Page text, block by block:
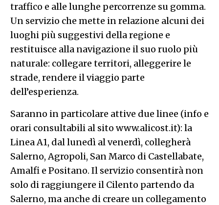
traffico e alle lunghe percorrenze su gomma.
Un servizio che mette in relazione alcuni dei
luoghi più suggestivi della regione e
restituisce alla navigazione il suo ruolo più
naturale: collegare territori, alleggerire le
strade, rendere il viaggio parte
dell’esperienza.
Saranno in particolare attive due linee (info e
orari consultabili al sito www.alicost.it): la
Linea A1, dal lunedì al venerdì, collegherà
Salerno, Agropoli, San Marco di Castellabate,
Amalfi e Positano. Il servizio consentirà non
solo di raggiungere il Cilento partendo da
Salerno, ma anche di creare un collegamento